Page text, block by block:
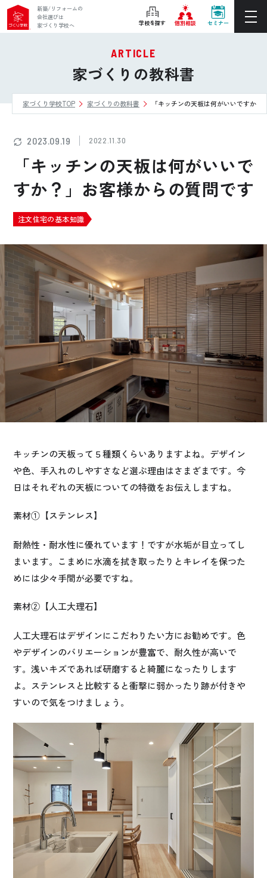
新築/リフォームの
会社選びは
家づくり学校へ
学校を探す 個別相談 セミナー
ぴったりの住宅会社をご提案
個別相談
後悔しない家づくりをレクチャー
セミナーをみる
お近くの学校を探す
ホーム
家づくり学校とは
お悩み・相談事例
よくある質問
ご利用者の声・実例
お役立ち情報
公式SNSをチェック
プライバシーポリシー
ARTICLE
家づくりの教科書
家づくり学校TOP 家づくりの教科書 「キッチンの天板は何がいいですか
注文住宅の基本知識
「キッチンの天板は何がいいで
すか？」お客様からの質問です
2023.09.19 2022.11.30
キッチンの天板って５種類くらいありますよね。デザイン
や色、手入れのしやすさなど選ぶ理由はさまざまです。今
日はそれぞれの天板についての特徴をお伝えしますね。
素材①【ステンレス】
耐熱性・耐水性に優れています！ですが水垢が目立ってし
まいます。こまめに水滴を拭き取ったりとキレイを保つた
めには少々手間が必要ですね。
素材②【人工大理石】
人工大理石はデザインにこだわりたい方にお勧めです。色
やデザインのバリエーションが豊富で、耐久性が高いで
す。浅いキズであれば研磨すると綺麗になったりします
よ。ステンレスと比較すると衝撃に弱かったり跡が付きや
すいので気をつけましょう。